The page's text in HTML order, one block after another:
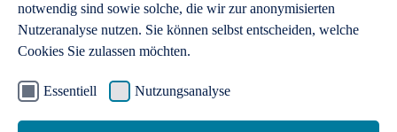
notwendig sind sowie solche, die wir zur anonymisierten
Nutzeranalyse nutzen. Sie können selbst entscheiden, welche
Cookies Sie zulassen möchten.
Essentiell Nutzungsanalyse
.de-Domains
Mit einer .de-Domain erhalten Ideen eine Bühne